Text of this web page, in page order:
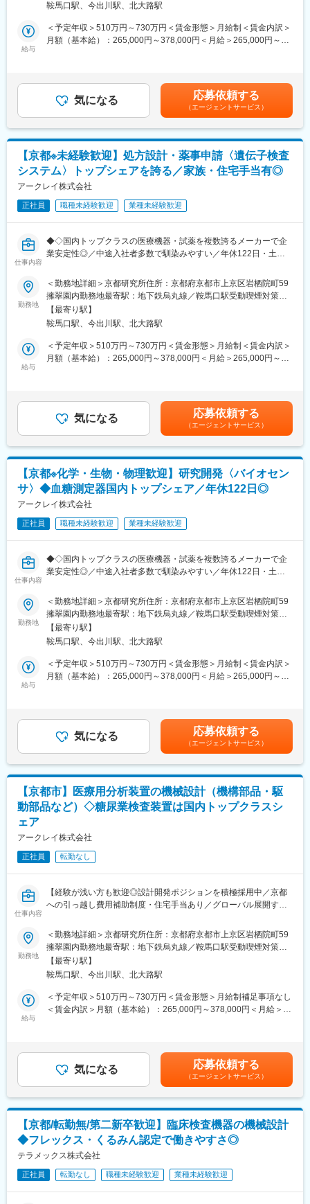
◎機械、電気、試薬、ソフトが1つの大きなチームで知識を補い合
◎製品単位で担当を持ち、上流～下流まで一貫して関われること
ができます。
◎ユーザーが直接操作するUI設計にも関われるため、ユーザー視
点を取り入れた開発に携われます。
■キャリアパス：
メンバーからシニア層まで幅広く募集しており、これまでのご経
験や今後のキャリア志向に応じて、担当ミッションを設定しま
す。
スペシャリストやマネジメントの立場など、希望を尊重したキャ
リアステップとなるよう、柔軟に対応できる環境が整っていま
■当社について：
当社は、医療用分析装置と体外診断用医薬品のメーカーです。特
います。当社の製品は世界100か国以上で活躍。海外売上比率約
60％、社内のグローバル化も進行中です。
変更の範囲：会社の定める業務
リキュラムおよび研修プログラムの企画・立案・構築を担ってい
ただきます。
単発の研修設計にとどまらず、自ら考え、成長のために主体的に
行動できる人材を育成することを目指し、研修体系の設計から運
を担うポジションです。
■業務詳細：
・研修教材の作成および研修の運営
・受講者の進捗管理およびフィードバック、技能・知識の定期評
価
・教育カリキュラム・研修プログラムの改善および高度化
（人事採用チームとの連携、求職者スクリーニング・面接への関
与 等）
■ポジション魅力：
研究開発チームは、「機械」「電気」「試薬」「ソフトウェア」
に取り組む体制です。
育成チームは、そうした多様な専門領域を横断し、リーダー層か
らマネジメント層まで、幅広い職種・年齢層に向けた教育・育成
プログラムの企画・実行・改善に携わることができます。
成の仕組みづくりそのものをリードできる点が大きな特長です。
いう点ではまだ発展途上の段階にあります。
そのため本ポジションには、研修領域の「責任者」としてチーム
をリードすることも重要なミッションとなります。
■部門について：
当社研究開発部門には、機械設計、電気回路設計、組み込みのエ
ンジニアの他に化学、物理学、生化学、分子生物学、免疫化学
等、様々な専門性を持った社員が在籍しています。
鞍馬口駅、今出川駅、北大路駅
給与
＜予定年収＞510万円～730万円＜賃金形態＞月給制＜賃金内訳＞
月額（基本給）：265,000円～378,000円＜月給＞265,000円～
の負担は御座います。実費負担となります。礼金が15万（単
身）、25万（家族帯同）、仲介手数料家賃1ヶ月分も会社負担と
なります。賃金はあくまでも目安の金額であり、選考を通じて上
下する可能性があります。月給(月額)は固定手当を含めた表記で
す。
気になる 応募依頼する
（エージェントサービス）
【京都※未経験歓迎】処方設計・薬事申請〈遺伝子検査
システム〉トップシェアを誇る／家族・住宅手当有◎
アークレイ株式会社
正社員 職種未経験歓迎 業種未経験歓迎
仕事内容
◆◇国内トップクラスの医療機器・試薬を複数誇るメーカーで企
業安定性◎／中途入社者多数で馴染みやすい／年休122日・土日
ローバルに活躍中◆◇
■業務内容：
遺伝子検査システムに関する開発から薬事対応までを一貫して担
当していただきます。
・遺伝子検査システムの開発業務
└ 仕様書などの各種ドキュメント作成
└ 試薬の処方検討・評価
└ 製造販売承認申請書の作成
└ 当局審査への対応
・既存製品の仕様追加・変更対応
研究開発だけでなく、製品化・上市に不可欠な薬事プロセスまで
関与できるポジションです。
■キャリアパス：
してチームを牽引する道など、複数のキャリアパスを用意してい
ます。
描ける環境が整っており、長期的な視点で成長・活躍していただ
くことが可能です。
■組織について
チームは19名体制で構成されています。
組織風土はオープンでフラット。役職名を使わず、役員や責任者
も含めて互いを「〇〇さん」と呼び合う文化が根付いており、年
社内にはカフェスペースがあり、淹れたてのコーヒーを楽しみな
がら仕事ができる環境です。
■アークレイGについて：
アークレイは、医療現場に新たな診断技術、検査を提供すること
で、ミッションである「新しい科学技術への挑戦を通じて、世界
中の人びとの健康な生活に貢献する」を実現すべく日々活動して
います。糖尿病検査装置の分野で国内トップクラスの地位を築い
ている当社ですが、一方で海外に向けても精力的に医療機器の販
なり、世界120か国以上でアークレイの製品が活躍し、売上高の
約60％は海外での売上となっております。
変更の範囲：会社の定める業務
勤務地
＜勤務地詳細＞京都研究所住所：京都府京都市上京区岩栖院町59
擁翠園内勤務地最寄駅：地下鉄烏丸線／鞍馬口駅受動喫煙対策：
屋内全面禁煙変更の範囲：会社の定める事業所
【最寄り駅】
鞍馬口駅、今出川駅、北大路駅
給与
＜予定年収＞510万円～730万円＜賃金形態＞月給制＜賃金内訳＞
月額（基本給）：265,000円～378,000円＜月給＞265,000円～
の負担は御座います。実費負担となります。礼金が15万（単
身）、25万（家族帯同）、仲介手数料家賃1ヶ月分も会社負担と
なります。賃金はあくまでも目安の金額であり、選考を通じて上
下する可能性があります。月給(月額)は固定手当を含めた表記で
す。
気になる 応募依頼する
（エージェントサービス）
【京都※化学・生物・物理歓迎】研究開発〈バイオセン
サ〉◆血糖測定器国内トップシェア／年休122日◎
アークレイ株式会社
正社員 職種未経験歓迎 業種未経験歓迎
仕事内容
◆◇国内トップクラスの医療機器・試薬を複数誇るメーカーで企
業安定性◎／中途入社者多数で馴染みやすい／年休122日・土日
ローバルに活躍中◆◇
■業務内容
従来型の血糖センサや体内留置型センサなど、バイオセンサの開
発業務を担当していただきます。
酵素反応を用いた試薬設計や分散技術、電極作製など、化学・生
物・物理の知識を融合しながら、センサ性能の向上に取り組むポ
ジションです。
「測る」技術を通じて、医療に直接貢献できる点が最大の魅力で
す。
血糖センサは患者様の日常と密接に関わるデバイスであり、自身
見据えた品質・プロセス設計まで関与可能。
製品ライフサイクル全体に携わりながら、専門性と横断的な技術
力の両方を磨ける、社会的意義の高いポジションです。
■入社後の流れ：
ロセスといった基礎から学んでいただきます。その後、段階的に
・塗布条件や電極構造の最適化検討
・試作品の評価・解析
与。
最終的には、量産を見据えた設計・プロセス検討まで一貫して携
わることで、開発・製造・臨床を通した実践的な知識とスキルを
身につけていただきます。
■キャリアパス：
基礎を習得した後は、一つの開発テーマを主体的にリードするポ
アとしての成長が可能です。
将来的には、ご本人の志向や適性に応じて、
・特定分野の技術を深めるスペシャリスト
るマネージャー
といったキャリアの広がりがあります。
また、海外臨床やグローバル共同研究に参加する機会もあり、国
際的な視点と幅広い経験を段階的に積んでいける環境です。
変更の範囲：会社の定める業務
勤務地
＜勤務地詳細＞京都研究所住所：京都府京都市上京区岩栖院町59
擁翠園内勤務地最寄駅：地下鉄烏丸線／鞍馬口駅受動喫煙対策：
屋内全面禁煙変更の範囲：会社の定める事業所
【最寄り駅】
鞍馬口駅、今出川駅、北大路駅
給与
＜予定年収＞510万円～730万円＜賃金形態＞月給制＜賃金内訳＞
月額（基本給）：265,000円～378,000円＜月給＞265,000円～
の負担は御座います。実費負担となります。礼金が15万（単
身）、25万（家族帯同）、仲介手数料家賃1ヶ月分も会社負担と
なります。賃金はあくまでも目安の金額であり、選考を通じて上
下する可能性があります。月給(月額)は固定手当を含めた表記で
す。
気になる 応募依頼する
（エージェントサービス）
【京都市】医療用分析装置の機械設計（機構部品・駆
動部品など）◇糖尿業検査装置は国内トップクラスシ
ェア
アークレイ株式会社
正社員 転勤なし
仕事内容
【経験が浅い方も歓迎◎設計開発ポジションを積極採用中／京都
への引っ越し費用補助制度・住宅手当あり／グローバル展開する
■職務内容：
自社製品において、特に既存機の改良やマイナーチェンジ開発に
関する企画、設計、製造など一連の工程を担当していただきま
す。
＜具体的な業務内容＞
◎開発する製品：
└上記装置の機構部品、駆動部品、外装部品 など
※当社に蓄積された、高精度分析装置ならではの基盤設計技術や小
■魅力ポイント：
・アークレイの製品は国内外で使用されることになるため、各国
のお客さまに安全に使っていただけるように、法規制をクリアし
んのこと、医療機器に関する幅広いスキルを身に付けることがで
きます。
勤務地
＜勤務地詳細＞京都研究所住所：京都府京都市上京区岩栖院町59
擁翠園内勤務地最寄駅：地下鉄烏丸線／鞍馬口駅受動喫煙対策：
屋内全面禁煙変更の範囲：会社の定める事業所
【最寄り駅】
鞍馬口駅、今出川駅、北大路駅
給与
＜予定年収＞510万円～730万円＜賃金形態＞月給制補足事項なし
＜賃金内訳＞月額（基本給）：265,000円～378,000円＜月給＞
引っ越し費用の負担は御座います。実費負担となります。礼金が
15万（単身）、25万（家族帯同）、仲介手数料家賃1ヶ月分も会
社負担となります。賃金はあくまでも目安の金額であり、選考を
通じて上下する可能性があります。月給(月額)は固定手当を含めた
表記です。
気になる 応募依頼する
（エージェントサービス）
【京都/転勤無/第二新卒歓迎】臨床検査機器の機械設計
◆フレックス・くるみん認定で働きやすさ◎
テラメックス株式会社
正社員 転勤なし 職種未経験歓迎 業種未経験歓迎